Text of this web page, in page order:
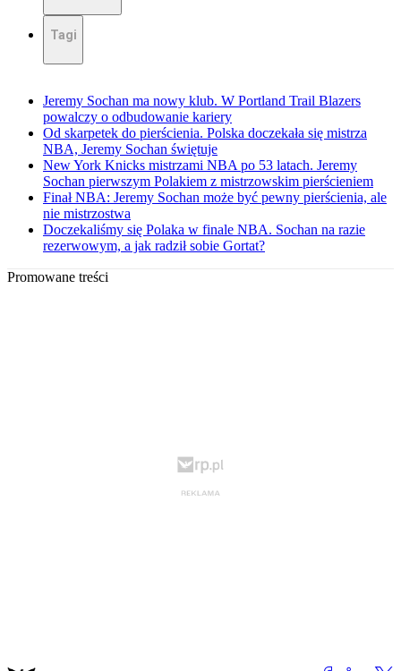
Tagi
Jeremy Sochan ma nowy klub. W Portland Trail Blazers
powalczy o odbudowanie kariery
Od skarpetek do pierścienia. Polska doczekała się mistrza
NBA, Jeremy Sochan świętuje
New York Knicks mistrzami NBA po 53 latach. Jeremy
Sochan pierwszym Polakiem z mistrzowskim pierścieniem
Finał NBA: Jeremy Sochan może być pewny pierścienia, ale
nie mistrzostwa
Doczekaliśmy się Polaka w finale NBA. Sochan na razie
rezerwowym, a jak radził sobie Gortat?
Promowane treści